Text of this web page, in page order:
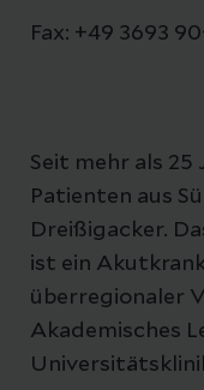
Fax: +49 3693
Seit mehr als 25
Patienten aus
Dreißigacker.
ist ein
überregionaler
Akademisches